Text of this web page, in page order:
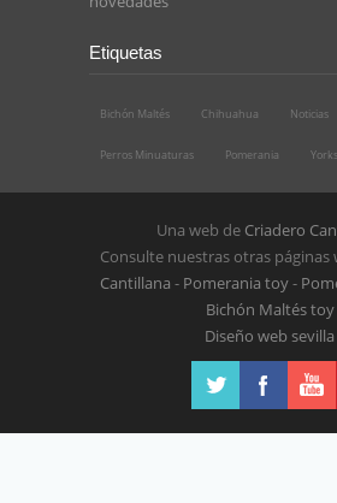
Etiquetas
Bichón Maltés Chihuahua Noticias
Perros Minuaturas Pomerania
Una web de Criadero
Consulte nuestras otras páginas
Cantillana - Pomerania toy-
Bichón Maltés toy
Diseño web sevilla